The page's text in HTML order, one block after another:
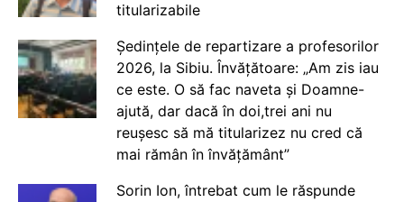
titularizabile
Ședințele de repartizare a profesorilor
2026, la Sibiu. Învățătoare: „Am zis iau
ce este. O să fac naveta și Doamne-
ajută, dar dacă în doi,trei ani nu
reușesc să mă titularizez nu cred că
mai rămân în învățământ”
Sorin Ion, întrebat cum le răspunde